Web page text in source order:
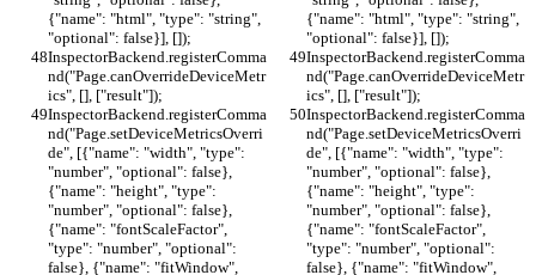
{"name": "html", "type": "string",
"optional": false}], []);
{"name": "html", "type": "string",
"optional": false}], []);
InspectorBackend.registerComma
nd("Page.canOverrideDeviceMetr
ics", [], ["result"]);
InspectorBackend.registerComma
nd("Page.canOverrideDeviceMetr
ics", [], ["result"]);
InspectorBackend.registerComma
nd("Page.setDeviceMetricsOverri
de", [{"name": "width", "type":
"number", "optional": false},
{"name": "height", "type":
"number", "optional": false},
{"name": "fontScaleFactor",
"type": "number", "optional":
false}, {"name": "fitWindow",
InspectorBackend.registerComma
nd("Page.setDeviceMetricsOverri
de", [{"name": "width", "type":
"number", "optional": false},
{"name": "height", "type":
"number", "optional": false},
{"name": "fontScaleFactor",
"type": "number", "optional":
false}, {"name": "fitWindow",